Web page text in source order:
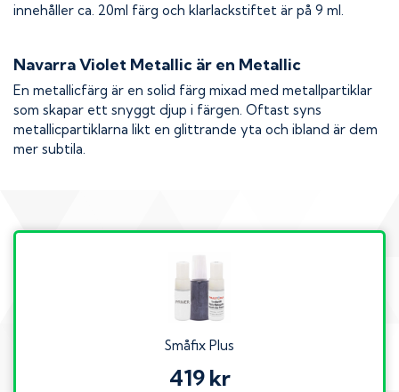
innehåller ca. 20ml färg och klarlackstiftet är på 9 ml.
Navarra Violet Metallic är en Metallic
En metallicfärg är en solid färg mixad med metallpartiklar
som skapar ett snyggt djup i färgen. Oftast syns
metallicpartiklarna likt en glittrande yta och ibland är dem
mer subtila.
Småfix Plus
419 kr